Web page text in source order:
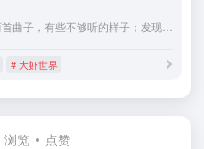
每日精选一天只有两首曲子，有些不够听的样子；发现音乐来源是网易云音乐、虾米音乐以及QQ音乐的每日推荐。如果你喜欢本站每日推荐的音乐，那么你可以在这里发现心动的声音。
# 大虾世界
浏览 点赞